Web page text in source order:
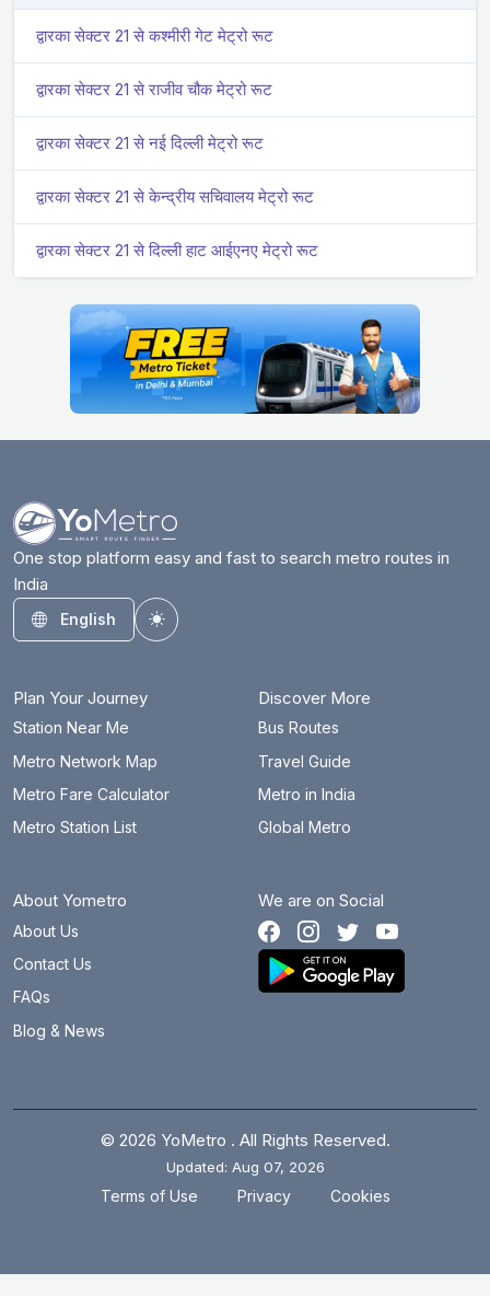
द्वारका सेक्टर 21 से कश्मीरी गेट मेट्रो रूट
द्वारका सेक्टर 21 से राजीव चौक मेट्रो रूट
द्वारका सेक्टर 21 से नई दिल्ली मेट्रो रूट
द्वारका सेक्टर 21 से केन्द्रीय सचिवालय मेट्रो रूट
द्वारका सेक्टर 21 से दिल्ली हाट आईएनए मेट्रो रूट
One stop platform easy and fast to search metro routes in
India
English
Toggle theme
Plan Your Journey
Station Near Me
Metro Network Map
Metro Fare Calculator
Metro Station List
Discover More
Bus Routes
Travel Guide
Metro in India
Global Metro
About Yometro
About Us
Contact Us
FAQs
Blog & News
We are on Social
© 2026 YoMetro . All Rights Reserved.
Updated: Aug 07, 2026
Terms of Use Privacy Cookies